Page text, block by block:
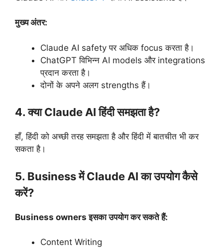
मुख्य अंतर:
Claude AI safety पर अधिक focus करता है।
ChatGPT विभिन्न AI models और integrations
प्रदान करता है।
दोनों के अपने अलग strengths हैं।
4. क्या Claude AI हिंदी समझता है?
हाँ, हिंदी को अच्छी तरह समझता है और हिंदी में बातचीत भी कर
सकता है।
5. Business में Claude AI का उपयोग कैसे
करें?
Business owners इसका उपयोग कर सकते हैं:
Content Writing